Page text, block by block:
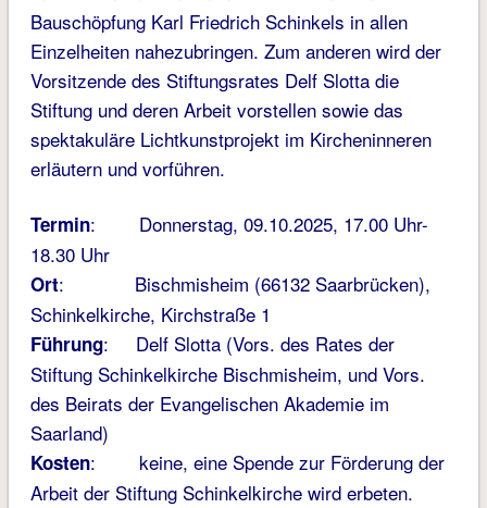
Bauschöpfung Karl Friedrich Schinkels in allen
Einzelheiten nahezubringen. Zum anderen wird der
Vorsitzende des Stiftungsrates Delf Slotta die
Stiftung und deren Arbeit vorstellen sowie das
spektakuläre Lichtkunstprojekt im Kircheninneren
erläutern und vorführen.
Termin: Donnerstag, 09.10.2025, 17.00 Uhr-
18.30 Uhr
Ort: Bischmisheim (66132 Saarbrücken),
Schinkelkirche, Kirchstraße 1
Führung: Delf Slotta (Vors. des Rates der
Stiftung Schinkelkirche Bischmisheim, und Vors.
des Beirats der Evangelischen Akademie im
Saarland)
Kosten: keine, eine Spende zur Förderung der
Arbeit der Stiftung Schinkelkirche wird erbeten.